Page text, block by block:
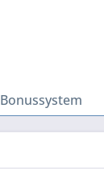
Bonussystem